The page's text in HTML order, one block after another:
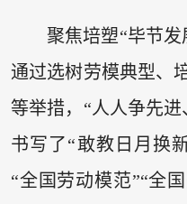
聚焦培塑“毕节发
通过选树劳模典型、
等举措，“人人争先进
书写了“敢教日月换
“全国劳动模范”“全